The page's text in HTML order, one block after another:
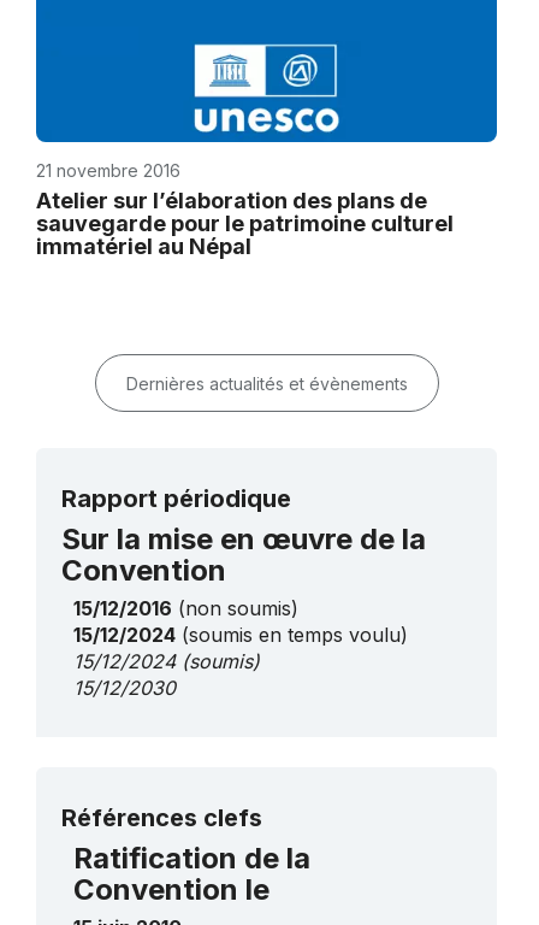
21 novembre 2016
Atelier sur l’élaboration des plans de
sauvegarde pour le patrimoine culturel
immatériel au Népal
Dernières actualités et évènements
Rapport périodique
Sur la mise en œuvre de la
Convention
15/12/2016 (non soumis)
15/12/2024 (soumis en temps voulu)
15/12/2024(soumis)
15/12/2030
Références clefs
Ratification de la
Convention le